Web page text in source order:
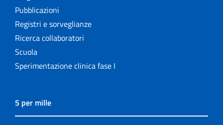
Pubblicazioni
Registri e sorveglianze
Ricerca collaboratori
Scuola
Sperimentazione clinica fase I
5 per mille